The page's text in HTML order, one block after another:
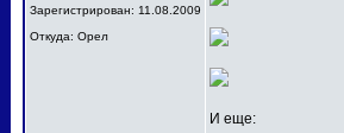
Зарегистрирован: 11.08.2009
Откуда: Орел
И еще: